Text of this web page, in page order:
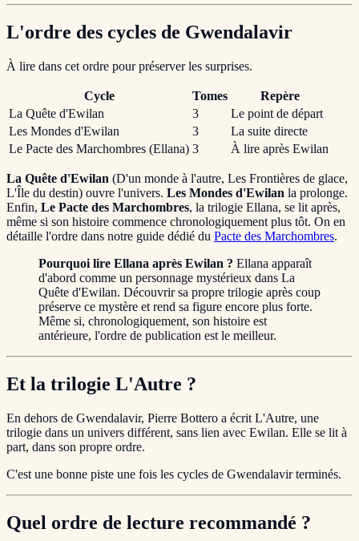
L'ordre des cycles de Gwendalavir
À lire dans cet ordre pour préserver les surprises.
Cycle Tomes
Repère
La Quête d'Ewilan
3
Le point de départ
Les Mondes d'Ewilan
3
La suite directe
Le Pacte des Marchombres (Ellana) 3 À lire après Ewilan
La Quête d'Ewilan (D'un monde à l'autre, Les Frontières de glace,
L'Île du destin) ouvre l'univers. Les Mondes d'Ewilan la prolonge.
Enfin, Le Pacte des Marchombres, la trilogie Ellana, se lit après,
même si son histoire commence chronologiquement plus tôt. On en
détaille l'ordre dans notre guide dédié du Pacte des Marchombres.
Pourquoi lire Ellana après Ewilan ? Ellana apparaît
d'abord comme un personnage mystérieux dans La
Quête d'Ewilan. Découvrir sa propre trilogie après coup
préserve ce mystère et rend sa figure encore plus forte.
Même si, chronologiquement, son histoire est
antérieure, l'ordre de publication est le meilleur.
Et la trilogie L'Autre ?
En dehors de Gwendalavir, Pierre Bottero a écrit L'Autre, une
trilogie dans un univers différent, sans lien avec Ewilan. Elle se lit à
part, dans son propre ordre.
C'est une bonne piste une fois les cycles de Gwendalavir terminés.
Quel ordre de lecture recommandé ?